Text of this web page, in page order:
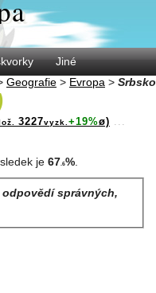
Jiné
Geografie > Evropa > Srbsko
3227vyzk. +19%ø) ...
je 67 .6%
správných,